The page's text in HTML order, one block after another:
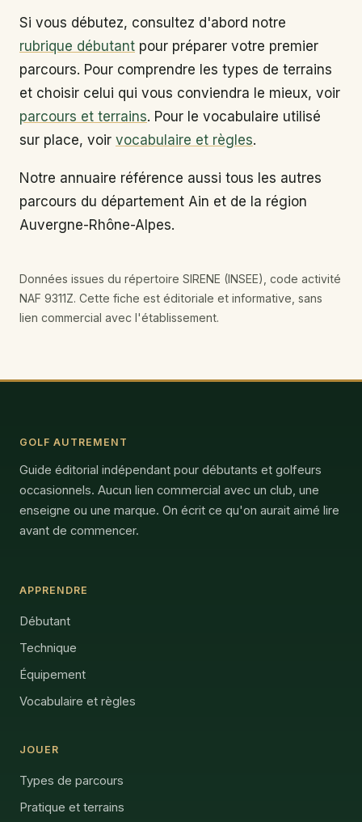
Si vous débutez, consultez d'abord notre
rubrique débutant pour préparer votre premier
parcours. Pour comprendre les types de terrains
et choisir celui qui vous conviendra le mieux, voir
parcours et terrains. Pour le vocabulaire utilisé
sur place, voir vocabulaire et règles.
Notre annuaire référence aussi tous les autres
parcours du département Ain et de la région
Auvergne-Rhône-Alpes.
Données issues du répertoire SIRENE (INSEE), code activité
NAF 9311Z. Cette fiche est éditoriale et informative, sans
lien commercial avec l'établissement.
GOLF AUTREMENT
Guide éditorial indépendant pour débutants et golfeurs
occasionnels. Aucun lien commercial avec un club, une
enseigne ou une marque. On écrit ce qu'on aurait aimé lire
avant de commencer.
APPRENDRE
Débutant
Technique
Équipement
Vocabulaire et règles
JOUER
Types de parcours
Pratique et terrains